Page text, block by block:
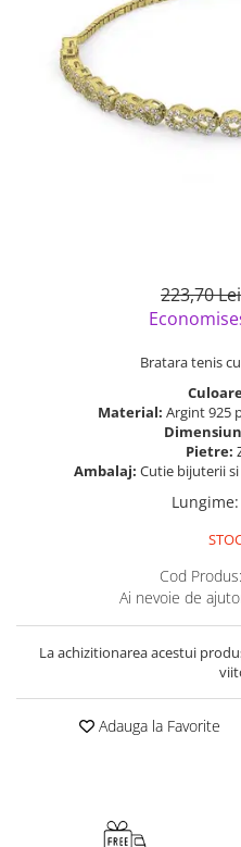
semipretioase
Bijuterii argint placat cu aur
Bijuterii argint cu diverse
Bijuterii argint cu murano
Bijuterii de Lux
Bijuterii gotice si rock
Bijuterii Handmade
Bijuterii fantezie
Solutii si lavete de curatare
223,70 Lei
Bratara tenis
Material: Argint 925
Pietre:
Ambalaj: Cutie bijuterii
Lungime:
Cod Produs:
Ai nevoie de
La achizitionarea acestui
Adauga la Favorite